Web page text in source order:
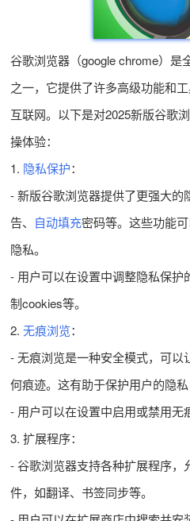
谷歌浏览器（google chrome）是
之一，它提供了许多高级功能和
互联网。以下是对2025新版谷歌
操体验：
1. 隐私保护：
- 新版谷歌浏览器提供了更强大
告、 自动填充密码等。这些功能
隐私。
- 用户可以在设置中调整隐私保
制cookies等。
2. 无痕浏览：
- 无痕浏览是一种安全模式，可
何痕迹。这有助于保护用户的隐私
- 用户可以在设置中启用或禁用无
3. 扩展程序：
- 谷歌浏览器支持各种扩展程序，
件，如翻译、书签同步等。